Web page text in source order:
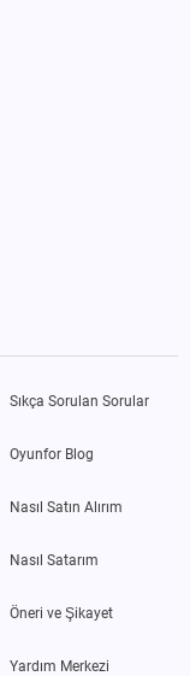
Sıkça Sorulan Sorular
Oyunfor Blog
Nasıl Satın Alırım
Nasıl Satarım
Öneri ve Şikayet
Yardım Merkezi